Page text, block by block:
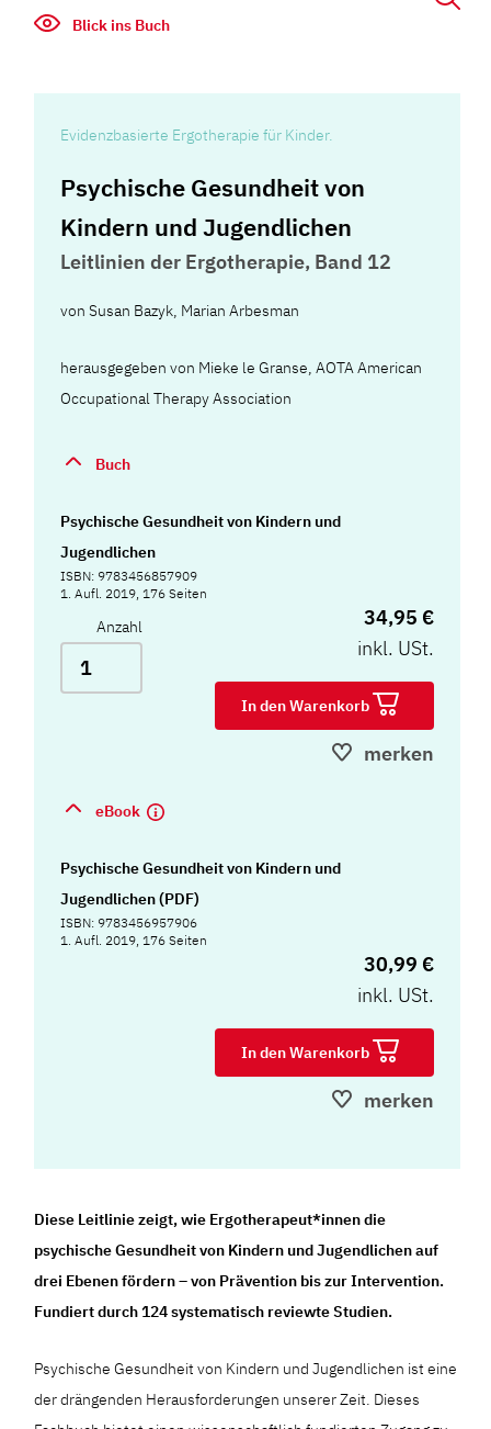
Blick ins Buch
Evidenzbasierte Ergotherapie für Kinder.
Psychische Gesundheit von
Kindern und Jugendlichen
Leitlinien der Ergotherapie, Band 12
vonSusan Bazyk, Marian Arbesman
herausgegeben von Mieke le Granse, AOTA American
Occupational Therapy Association
Buch
Psychische Gesundheit von Kindern und
Jugendlichen
ISBN: 9783456857909
1. Aufl. 2019, 176 Seiten
Anzahl
34,95 €
inkl. USt.
In den Warenkorb
merken
eBook
Psychische Gesundheit von Kindern und
Jugendlichen (PDF)
ISBN: 9783456957906
1. Aufl. 2019, 176 Seiten
30,99 €
inkl. USt.
In den Warenkorb
merken
Diese Leitlinie zeigt, wie Ergotherapeut*innen die
psychische Gesundheit von Kindern und Jugendlichen auf
drei Ebenen fördern – von Prävention bis zur Intervention.
Fundiert durch 124 systematisch reviewte Studien.
Psychische Gesundheit von Kindern und Jugendlichen ist eine
der drängenden Herausforderungen unserer Zeit. Dieses